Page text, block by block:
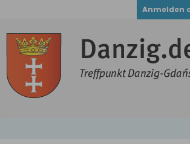
Anmelden